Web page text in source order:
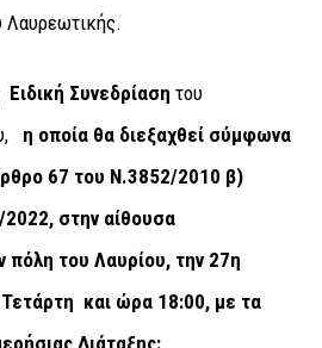
Συνεδρίαση του
η οποία θα διεξαχθεί σύμφωνα
67 του Ν.3852/2010 β)
2022, στην αίθουσα
πόλη του Λαυρίου, την 27η
και ώρα 18:00, με τα
Διάταξης: